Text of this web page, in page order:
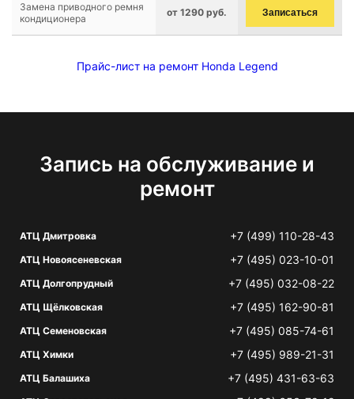
Замена приводного ремня
кондиционера
от 1290 руб. Записаться
Прайс-лист на ремонт Honda Legend
Запись на обслуживание и
ремонт
АТЦ Дмитровка +7 (499) 110-28-43
АТЦ Новоясеневская +7 (495) 023-10-01
АТЦ Долгопрудный +7 (495) 032-08-22
АТЦ Щёлковская +7 (495) 162-90-81
АТЦ Семеновская +7 (495) 085-74-61
АТЦ Химки +7 (495) 989-21-31
АТЦ Балашиха +7 (495) 431-63-63